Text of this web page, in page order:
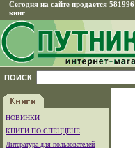
Сегодня на сайте продается 581996
книг
ПОИСК
НОВИНКИ
КНИГИ ПО СПЕЦЦЕНЕ
Литература для пользователей